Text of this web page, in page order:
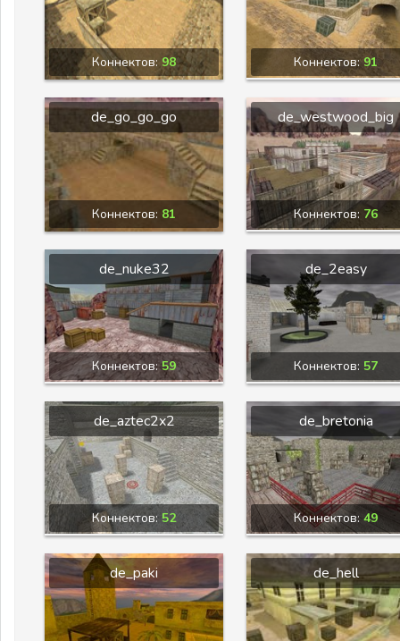
Коннектов: 98 Коннектов: 91
Коннектов: 81
de_go_go_go
Коннектов: 76
de_westwood_big
Коннектов:59
de_nuke32
Коннектов: 57
de_2easy
Коннектов: 52
de_aztec2x2
Коннектов: 49
de_bretonia
de_paki de_hell